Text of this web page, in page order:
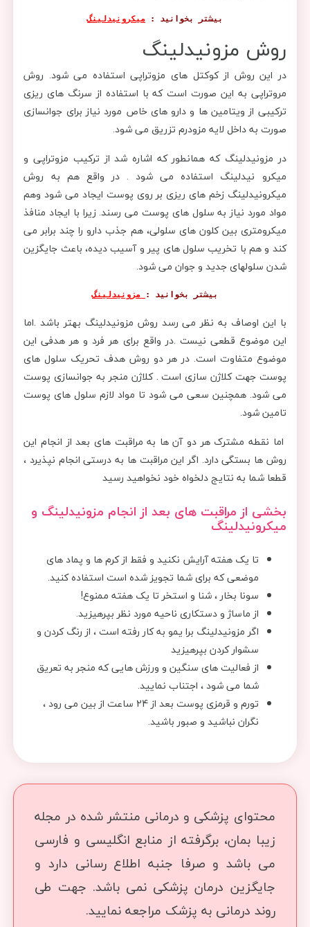
بیشتر بخوانید : میکرونیدلینگ
روش مزونیدلینگ
در این روش از کوکتل های مزوتراپی استفاده می شود. روش
مروتراپی به این صورت است که با استفاده از سرنگ های ریزی
ترکیبی از ویتامین ها و دارو های خاص مورد نیاز برای جوانسازی
صورت به داخل لایه مزودرم تزریق می شود.
در مزونیدلینگ که همانطور که اشاره شد از ترکیب مزوتراپی و
میکرو نیدلینگ استفاده می شود . در واقع هم به روش
میکرونیدلینگ زخم های ریزی بر روی پوست ایجاد می شود وهم
مواد مورد نیاز به سلول های پوست می رسند. زیرا با ایجاد منافذ
میکرومتری بین کلون های سلولی، هم جذب دارو را چند برابر می
کند و هم با تخریب سلول های پیر و آسیب دیده، باعث جایگزین
شدن سلولهای جدید و جوان می شود.
بیشتر بخوانید : مزونیدلینگ
با این اوصاف به نظر می رسد روش مزونیدلینگ بهتر باشد .اما
این موضوع قطعی نیست .در واقع برای هر فرد و هر هدفی این
موضوع متفاوت است. در هر دو روش هدف تحریک سلول های
پوست جهت کلاژن سازی است . کلاژن منجر به جوانسازی پوست
می شود. همچنین سعی می شود تا مواد لازم سلول های پوست
تامین شود.
اما نقطه مشترک هر دو آن ها به مراقبت های بعد از انجام این
روش ها بستگی دارد. اگر این مراقبت ها به درستی انجام نپذیرد ،
قطعا شما به نتایج دلخواه خود نخواهید رسید
بخشی از مراقبت های بعد از انجام مزونیدلینگ و
میکرونیدلینگ
تا یک هفته آرایش نکنید و فقط از کرم ها و پماد های
موضعی که برای شما تجویز شده است استفاده کنید.
سونا بخار ، شنا و استخر تا یک هفته ممنوع!
از ماساژ و دستکاری ناحیه مورد نظر بپرهیزید.
اگر مزونیدلینگ برا یمو به کار رفته است ، از رنگ کردن و
سشوار کردن بپرهیزید
از فعالیت های سنگین و ورزش هایی که منجر به تعریق
شما می شود ، اجتناب نمایید.
تورم و قرمزی پوست بعد از 24 ساعت از بین می رود ،
نگران نباشید و صبور باشید.
محتوای پزشکی و درمانی منتشر شده در مجله
زیبا بمان، برگرفته از منابع انگلیسی و فارسی
می باشد و صرفا جنبه اطلاع رسانی دارد و
جایگزین درمان پزشکی نمی باشد. جهت طی
روند درمانی به پزشک مراجعه نمایید.